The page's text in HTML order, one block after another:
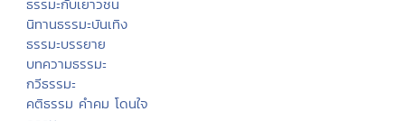
ธรรมะกับเยาวชน
นิทานธรรมะบันเทิง
ธรรมะบรรยาย
บทความธรรมะ
กวีธรรมะ
คติธรรม คำคม โดนใจ